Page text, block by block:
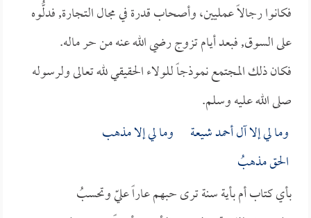
فكانوا رجالاً عمليين، وأصحاب قدرة في مجال التجارة, فدلُّوه
على السوق, فبعد أيام تزوج رضي الله عنه من حر ماله.
فكان ذلك المجتمع نموذجاً للولاء الحقيقي لله تعالى ولرسوله
صلى الله عليه وسلم.
وما لي إلا آل أحمد شيعة وما لي إلا مذهب
الحق مذهبُ
بأي كتاب أم بأية سنة ترى حبهم عاراً عليّ وتحسبُ